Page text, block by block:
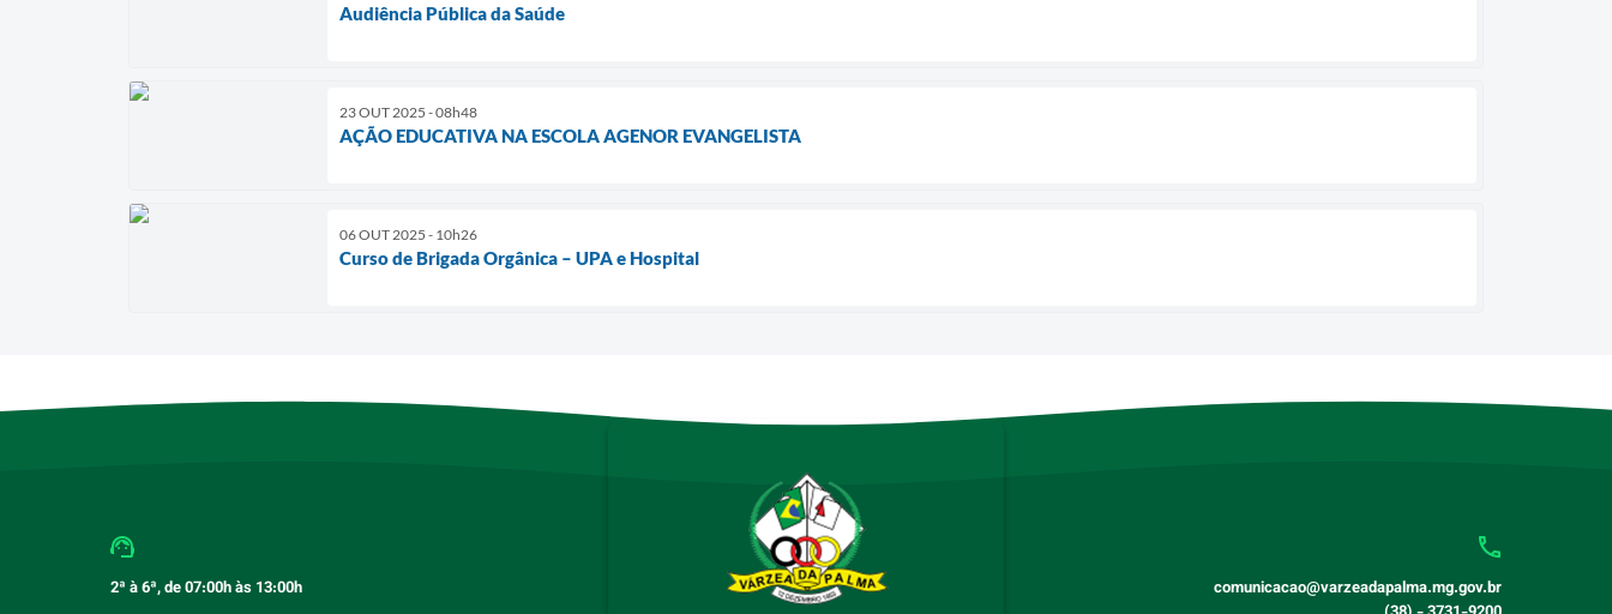
Audiência Pública da Saúde
23 OUT 2025 - 08h48
AÇÃO EDUCATIVA NA ESCOLA AGENOR EVANGELISTA
06 OUT 2025 - 10h26
Curso de Brigada Orgânica – UPA e Hospital
2ª à 6ª, de 07:00h às 13:00h
comunicacao@varzeadapalma.mg.gov.br